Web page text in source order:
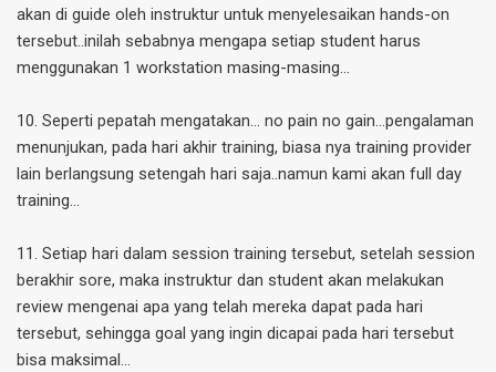
akan di guide oleh instruktur untuk menyelesaikan hands-on
tersebut..inilah sebabnya mengapa setiap student harus
menggunakan 1 workstation masing-masing...
10. Seperti pepatah mengatakan… no pain no gain…pengalaman
menunjukan, pada hari akhir training, biasa nya training provider
lain berlangsung setengah hari saja..namun kami akan full day
training...
11. Setiap hari dalam session training tersebut, setelah session
berakhir sore, maka instruktur dan student akan melakukan
review mengenai apa yang telah mereka dapat pada hari
tersebut, sehingga goal yang ingin dicapai pada hari tersebut
bisa maksimal…